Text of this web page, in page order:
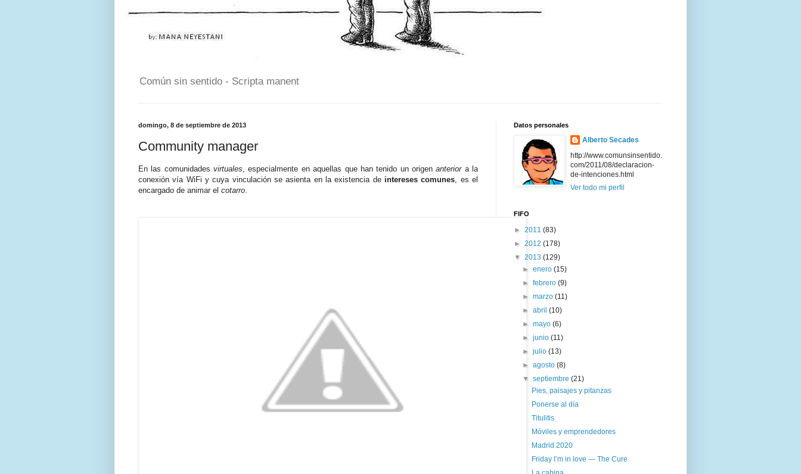
Común sin sentido - Scripta manent
domingo, 8 de septiembre de 2013
Community manager
En las comunidadesvirtuales, especialmente en aquellas que han tenido un origenanteriora la
conexión vía WiFi y cuya vinculación se asienta en la existencia de intereses comunes, es el
encargado de animar el cotarro.
Datos personales
Alberto Secades
http://www.comunsinsentido.
com/2011/08/declaracion-
de-intenciones.html
Ver todo mi perfil
FIFO
► 2011 (83)
► 2012 (178)
▼ 2013 (129)
►enero(15)
►febrero(9)
►marzo(11)
►abril(10)
►mayo(6)
►junio(11)
►julio(13)
►agosto(8)
▼septiembre(21)
Pies, paisajes y pitanzas
Ponerse al día
Titulitis
Móviles y emprendedores
Madrid 2020
Friday I’m in love — The Cure